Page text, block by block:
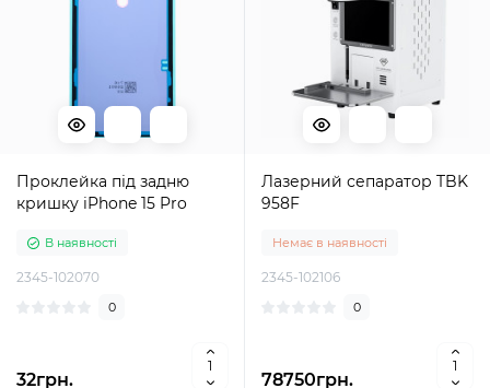
Проклейка під задню
кришку iPhone 15 Pro
В наявності
2345-102070
0
32грн.
Лазерний сепаратор TBK
958F
Немає в наявності
2345-102106
0
78750грн.